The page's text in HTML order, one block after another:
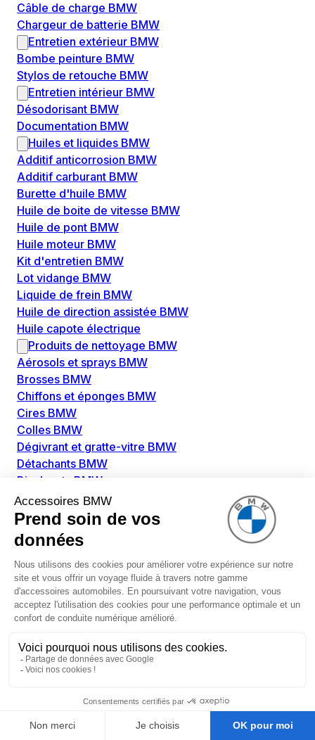
Câble de charge BMW
Chargeur de batterie BMW
Entretien extérieur BMW
Bombe peinture BMW
Stylos de retouche BMW
Entretien intérieur BMW
Désodorisant BMW
Documentation BMW
Huiles et liquides BMW
Additif anticorrosion BMW
Additif carburant BMW
Burette d'huile BMW
Huile de boite de vitesse BMW
Huile de pont BMW
Huile moteur BMW
Kit d'entretien BMW
Lot vidange BMW
Liquide de frein BMW
Huile de direction assistée BMW
Huile capote électrique
Produits de nettoyage BMW
Aérosols et sprays BMW
Brosses BMW
Chiffons et éponges BMW
Cires BMW
Colles BMW
Dégivrant et gratte-vitre BMW
Détachants BMW
Disolvants BMW
Lubrifiants BMW
Nettoyant intérieur BMW
Nettoyant extérieur BMW
Pièces détachées BMW
Alimentation Carburant BMW
Boitier papillon BMW
Faisceau de câble pour réservoir avec pompe
d'aspiration BMW
Pompe à carburant BMW
Pompe diesel BMW
Bobines d'allumage BMW